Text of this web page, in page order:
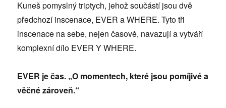
Kuneš pomyslný triptych, jehož součástí jsou dvě
předchozí inscenace, EVER a WHERE. Tyto tři
inscenace na sebe, nejen časově, navazují a vytváří
komplexní dílo EVER Y WHERE.
EVER je čas. „O momentech, které jsou pomíjivé a
věčné zároveň.“